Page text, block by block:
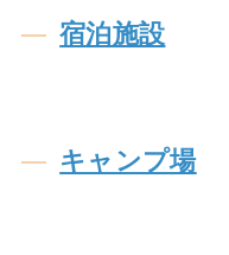
宿泊施設
キャンプ場